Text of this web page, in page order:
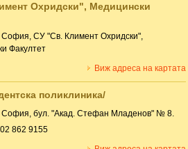
Охридски", Медицински
София, СУ "Св. Климент Охридски",
Факултет
Виж адреса на картата
поликлиника/
София, бул. "Акад. Стефан Младенов" № 8.
02 862 9155